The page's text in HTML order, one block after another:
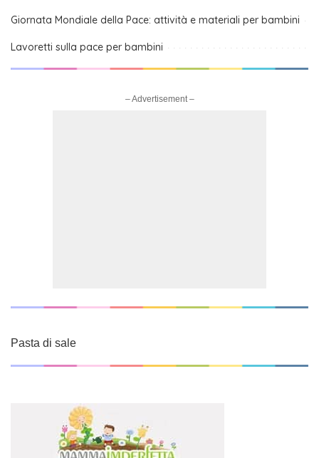
Giornata Mondiale della Pace: attività e materiali per bambini
Lavoretti sulla pace per bambini
– Advertisement –
Pasta di sale